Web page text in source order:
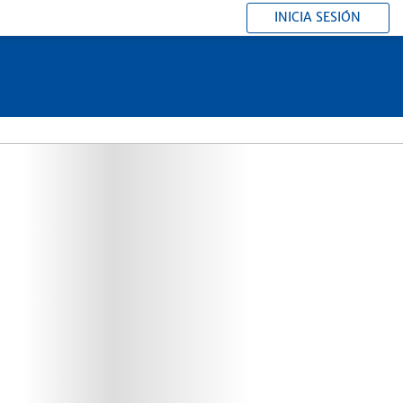
INICIA SESIÓN